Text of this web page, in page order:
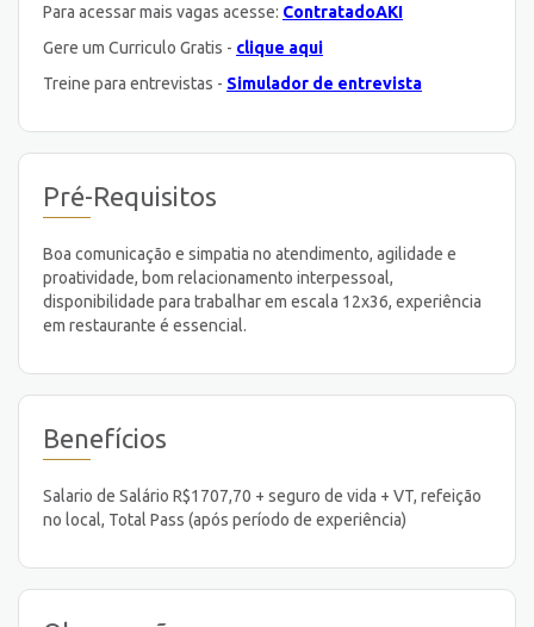
Para acessar mais vagas acesse: ContratadoAKI
Gere um Curriculo Gratis - clique aqui
Treine para entrevistas - Simulador de entrevista
Pré-Requisitos
Boa comunicação e simpatia no atendimento, agilidade e
proatividade, bom relacionamento interpessoal,
disponibilidade para trabalhar em escala 12x36, experiência
em restaurante é essencial.
Benefícios
Salario de Salário R$1707,70 + seguro de vida + VT, refeição
no local, Total Pass (após período de experiência)